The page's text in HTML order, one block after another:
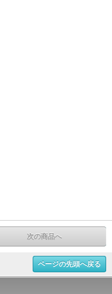
次の商品へ
ページの先頭へ戻る